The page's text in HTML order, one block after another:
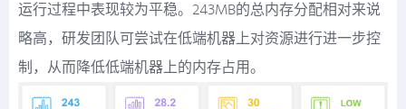
运行过程中表现较为平稳。243MB的总内存分配相对来说
略高，研发团队可尝试在低端机器上对资源进行进一步控
制，从而降低低端机器上的内存占用。